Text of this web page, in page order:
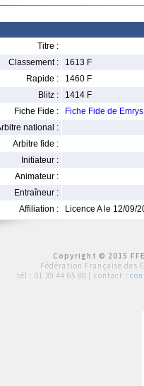
Titre :
Classement :
1613 F
Rapide :
1460 F
Blitz :
1414 F
Fiche Fide :
Fiche Fide de
national :
Arbitre fide :
Initiateur :
Animateur :
Entraîneur :
Affiliation :
Licence A le 12/09/
Copyright © 2015
Fédération Française des
tél : 01 39 44 65 80 | contact :